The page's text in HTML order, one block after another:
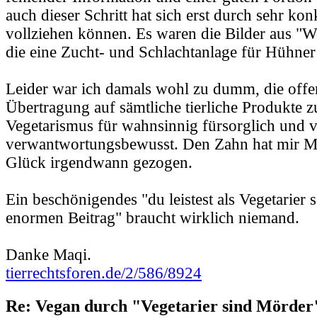
auch dieser Schritt hat sich erst durch sehr
vollziehen können. Es waren die Bilder aus
die eine Zucht- und Schlachtanlage für
Leider war ich damals wohl zu dumm, die
Übertragung auf sämtliche tierliche Produkte
Vegetarismus für wahnsinnig fürsorglich und
verwantwortungsbewusst. Den Zahn hat mir
Glück irgendwann gezogen.
Ein beschönigendes "du leistest als Vegetarier
enormen Beitrag" braucht wirklich niemand.
Danke Maqi.
tierrechtsforen.de/2/586/8924
Re: Vegan durch "Vegetarier sind